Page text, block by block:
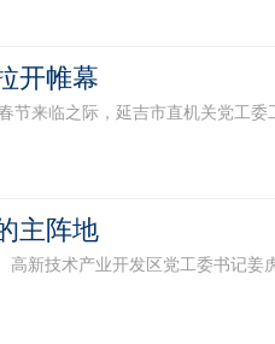
开帷幕
节来临之际，延吉市直机关党工
主阵地
新技术产业开发区党工委书记